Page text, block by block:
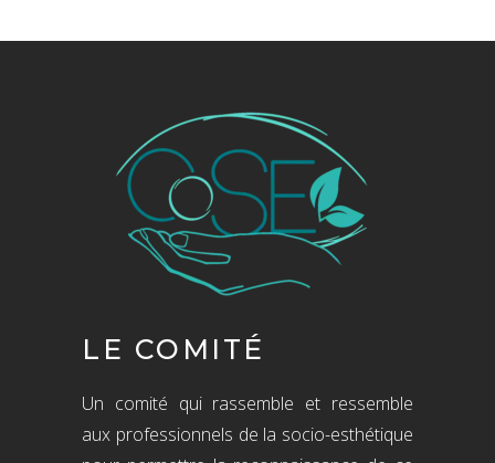
LE COMITÉ
Un comité qui rassemble et ressemble
aux professionnels de la socio-esthétique